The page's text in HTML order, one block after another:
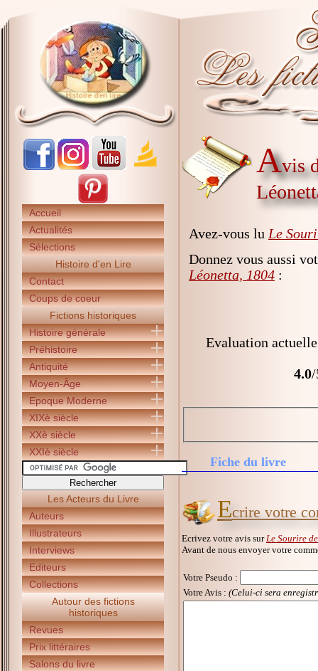
Accueil
Actualités
Sélections
Histoire d'en Lire
Contact
Coups de coeur
Fictions historiques
Histoire générale
Préhistoire
Antiquité
Moyen-Âge
Epoque Moderne
XIXè siècle
XXè siècle
XXIè siècle
Les Acteurs du Livre
Auteurs
Illustrateurs
Interviews
Editeurs
Collections
Autour des fictions
historiques
Revues
Prix littéraires
Salons du livre
Avis
Avez-vous lu Le
Donnez vous aussi
Léonetta, 1804 :
Evaluation
4.0/
Fiche du livre
Ecrire votre
Ecrivez votre avis sur Le Sourire
Avant de nous envoyer votre
Votre Pseudo :
Votre Avis : (Celui-ci sera